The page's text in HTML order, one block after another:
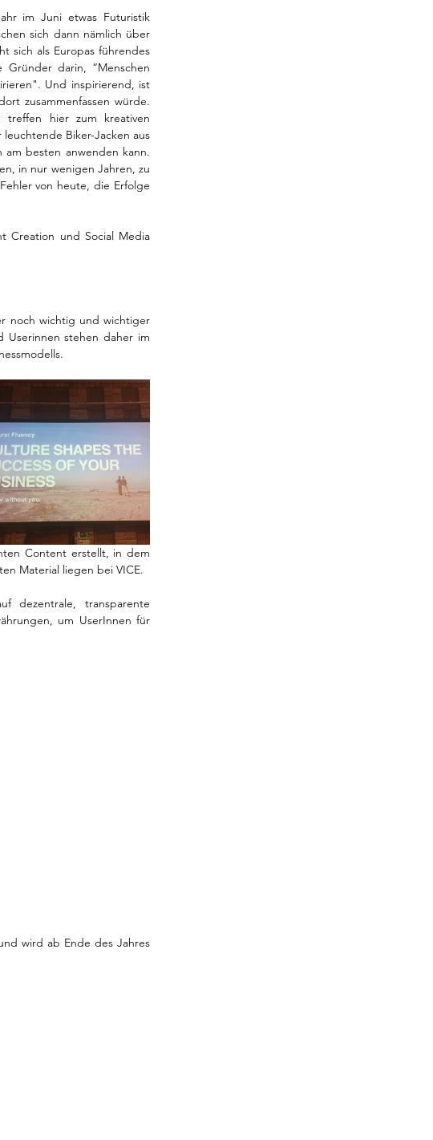
im Juni etwas Futuristik
sich dann nämlich über
sich als Europas führendes
Gründer darin, “Menschen
Und inspirierend, ist
zusammenfassen würde.
treffen hier zum kreativen
Biker-Jacken aus
besten anwenden kann.
in nur wenigen Jahren, zu
von heute, die Erfolge
Creation und Social Media
noch wichtig und wichtiger
Userinnen stehen daher im
Content erstellt, in dem
Material liegen bei VICE.
dezentrale, transparente
um UserInnen für
wird ab Ende des Jahres